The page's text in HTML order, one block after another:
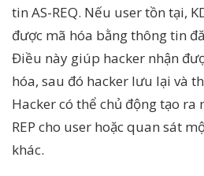
tin AS-REQ. Nếu user tồn tại,
được mã hóa bằng thông tin
Điều này giúp hacker nhận
hóa, sau đó hacker lưu lại và
Hacker có thể chủ động tạo ra
REP cho user hoặc quan sát
khác.